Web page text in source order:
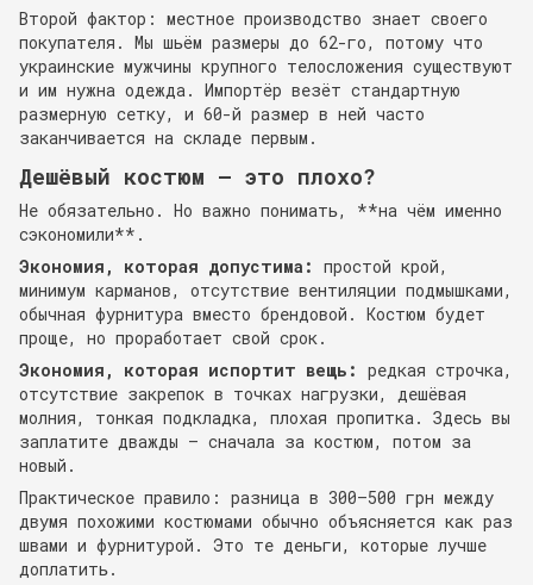
Второй фактор: местное производство знает своего
покупателя. Мы шьём размеры до 62-го, потому что
украинские мужчины крупного телосложения существуют
и им нужна одежда. Импортёр везёт стандартную
размерную сетку, и 60-й размер в ней часто
заканчивается на складе первым.
Дешёвый костюм — это плохо?
Не обязательно. Но важно понимать, **на чём именно
сэкономили**.
Экономия, которая допустима: простой крой,
минимум карманов, отсутствие вентиляции подмышками,
обычная фурнитура вместо брендовой. Костюм будет
проще, но проработает свой срок.
Экономия, которая испортит вещь: редкая строчка,
отсутствие закрепок в точках нагрузки, дешёвая
молния, тонкая подкладка, плохая пропитка. Здесь вы
заплатите дважды — сначала за костюм, потом за
новый.
Практическое правило: разница в 300–500 грн между
двумя похожими костюмами обычно объясняется как раз
швами и фурнитурой. Это те деньги, которые лучше
доплатить.